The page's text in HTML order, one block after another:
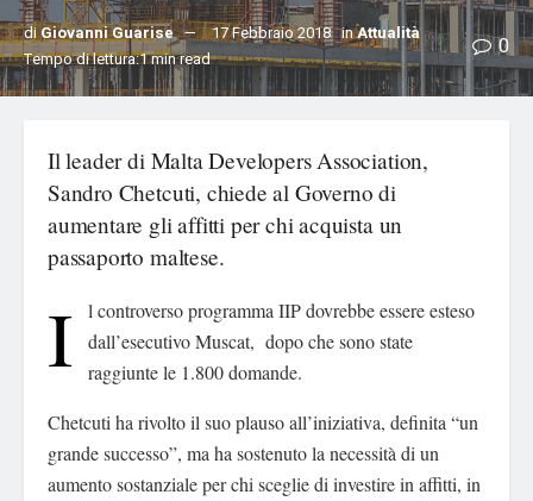
diGiovanni Guarise 17 Febbraio 2018 inAttualità
Tempo di lettura:1 min read
0
Il leader di Malta Developers Association,
Sandro Chetcuti, chiede al Governo di
aumentare gli affitti per chi acquista un
passaporto maltese.
I
l controverso programma IIP dovrebbe essere esteso
dall’esecutivo Muscat, dopo che sono state
raggiunte le 1.800 domande.
Chetcuti ha rivolto il suo plauso all’iniziativa, definita “un
grande successo”, ma ha sostenuto la necessità di un
aumento sostanziale per chi sceglie di investire in affitti, in